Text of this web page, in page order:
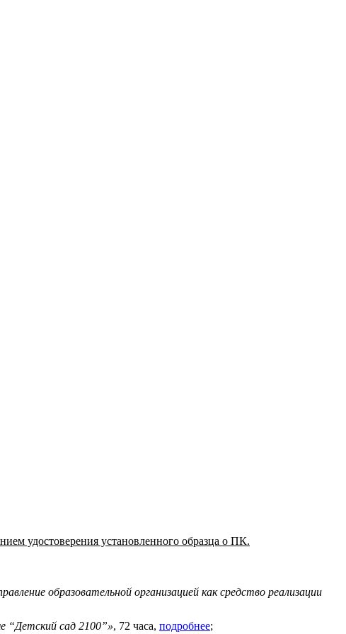
удостоверения установленного образца о ПК.
образовательной организацией как средство реализации
“Детский сад 2100”», 72 часа, подробнее;